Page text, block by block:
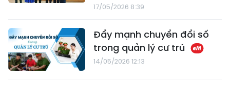
17/05/2026 8:39
Đẩy mạnh chuyển đổi số
trong quản lý cư trú
14/05/2026 12:13